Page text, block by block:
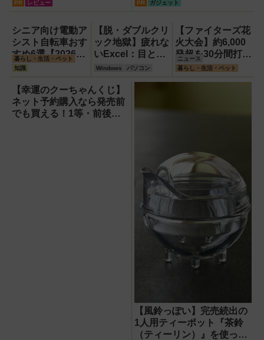
ス化できる新機軸アダプタ
ーを徹底解説【データシス
テム『USBKIT』】
PR レビュー PR ガジェット
シニア向け電動ア
シスト自転車おす
すめ6選【2026年
最新版】選び方の
ポイントは「また
ぎやすさ」「軽
さ」「足つきの良
さ」
暮らし・生活・ペット
知識
【脱・ダブルクリ
ック地獄】疲れな
いExcel：目と手
を守る厳選ショー
トカット7選
【Windows】
Windows パソコン
【ファイターズ花
火大会】約6,000
発超を30分間打ち
上げ！【8月8日】
ニュース
暮らし・生活・ペット
【幸運のクーちゃんくじ】
ネット予約購入なら発売前
でも買える！1等・前後賞
【風鈴っぽい】完売続出の
1人用ティーポット『茶鈴
（ティーリン）』を使って